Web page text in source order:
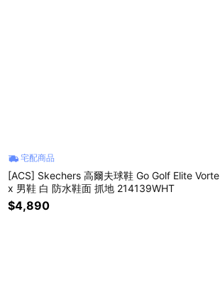
宅配商品
[ACS] Skechers 高爾夫球鞋 Go Golf Elite Vorte
x 男鞋 白 防水鞋面 抓地 214139WHT
$4,890